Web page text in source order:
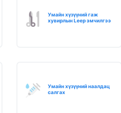
Умайн хүзүүний гаж
хувирлын Leep эмчилгээ
Умайн хүзүүний наалдац
салгах